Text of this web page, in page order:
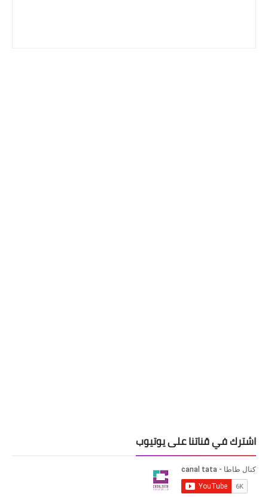
اشترك في قناتنا على يوتيوب